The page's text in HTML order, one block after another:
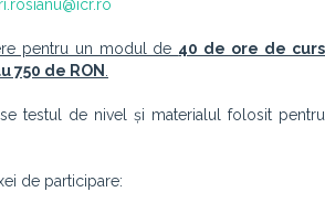
pentru un modul de 40 de ore de curs
750 de RON
testul de nivel și materialul folosit pentru
de participare: